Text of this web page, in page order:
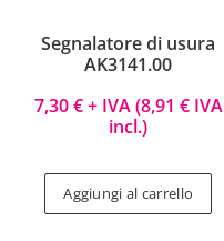
Segnalatore di usura
AK3141.00
7,30€+ IVA (8,91 €IVA
incl.)
Aggiungi al carrello